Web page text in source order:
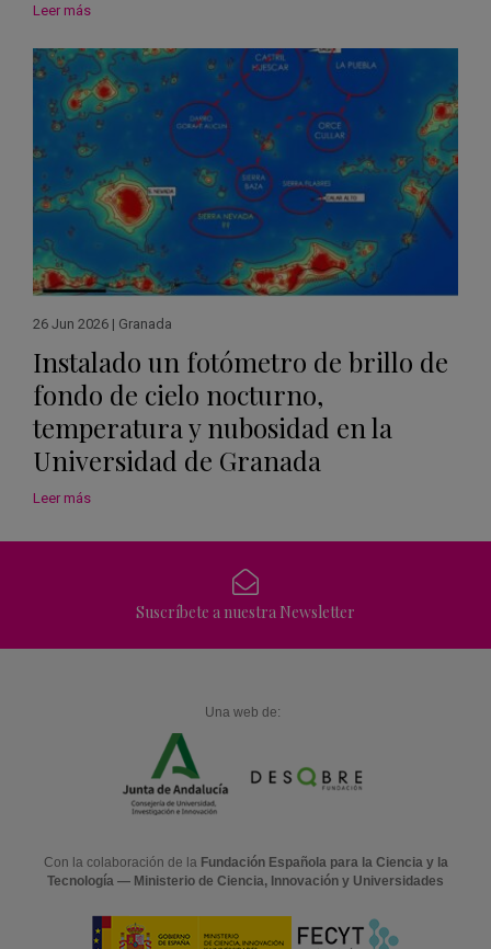
Leer más
26 Jun 2026 | Granada
Instalado un fotómetro de brillo de
fondo de cielo nocturno,
temperatura y nubosidad en la
Universidad de Granada
Leer más
Suscríbete a nuestra Newsletter
Una web de:
Con la colaboración de la Fundación Española para la Ciencia y la
Tecnología — Ministerio de Ciencia, Innovación y Universidades